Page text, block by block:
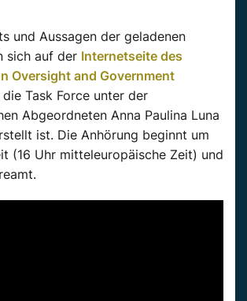
und Aussagen der geladenen
sich auf der Internetseite des
Oversight and Government
die Task Force unter der
Abgeordneten Anna Paulina Luna
ist. Die Anhörung beginnt um
(16 Uhr mitteleuropäische Zeit) und